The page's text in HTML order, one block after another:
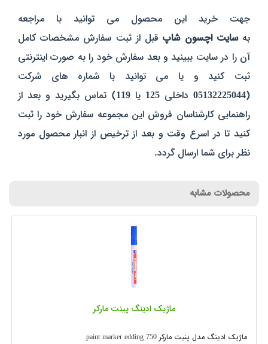
جهت خرید این محصول می توانید با مراجعه
بهسایتاچسونشاپ قبل از ثبت سفارش مشخصات کامل
آن را در سایت ببینید و بعد سفارش خود را به صورت اینترنتی
ثبت کنید و یا می توانید با شماره های شرکت
(
05132225044 داخلی125 یا119) تماس بگیرید و بعد از
راهنمایی کارشناسان فروش این مجموعه سفارش خود را ثبت
کنید تا در اسرع وقت و بعد از ترخیص از انبار محصول مورد
نظر برای شما ارسال گردد.
محصولات مشابه
ماژیک ادینگ پینت مارکر
ماژیک ادینگ مدل پنیت مارکر 750 paint marker edding